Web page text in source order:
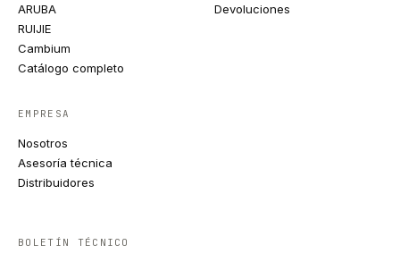
ARUBA
RUIJIE
Cambium
Catálogo completo
Devoluciones
EMPRESA
Nosotros
Asesoría técnica
Distribuidores
BOLETÍN TÉCNICO